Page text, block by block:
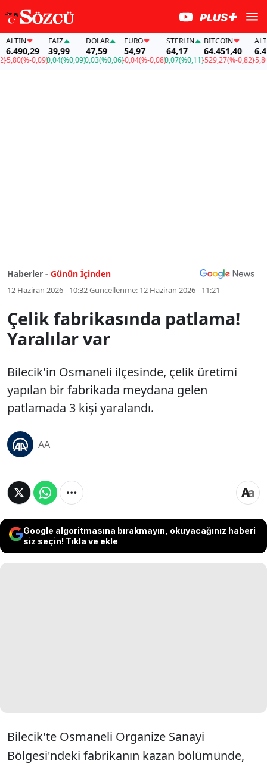
(%-0,09)
FAİZ
39,99
0,04(%0,09)
DOLAR
47,59
0,03(%0,06)
EURO
54,97
-0,04(%-0,08)
STERLIN
64,17
0,07(%0,11)
BITCOIN
64.451,40
-529,27(%-0,82)
ALTIN
-5,80
Haberler - Günün İçinden
12 Haziran 2026 - 10:32Güncellenme: 12 Haziran 2026 - 11:21
Çelik fabrikasında patlama!
Yaralılar var
Bilecik'in Osmaneli ilçesinde, çelik üretimi
yapılan bir fabrikada meydana gelen
patlamada 3 kişi yaralandı.
AA
Google algoritmasına bırakmayın, okuyacağınız haberi
siz seçin! Tıkla ve ekle
Bilecik'te Osmaneli Organize Sanayi
Bölgesi'ndeki fabrikanın kazan bölümünde,